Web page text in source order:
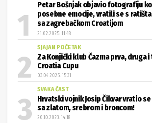
Petar Bošnjak objavio fotografiju
posebne emocije, vratili se s
sa zagrebačkom Croatijom
21.02.2025. 11:48
SJAJAN POČETAK
Za Konjički klub Čazma prva, druga
Croatia Cupu
03.04.2025. 15:31
SVAKA ČAST
Hrvatski vojnik Josip Čikvar vratio
sa zlatom, srebrom i broncom!
20.10.2023. 14:18